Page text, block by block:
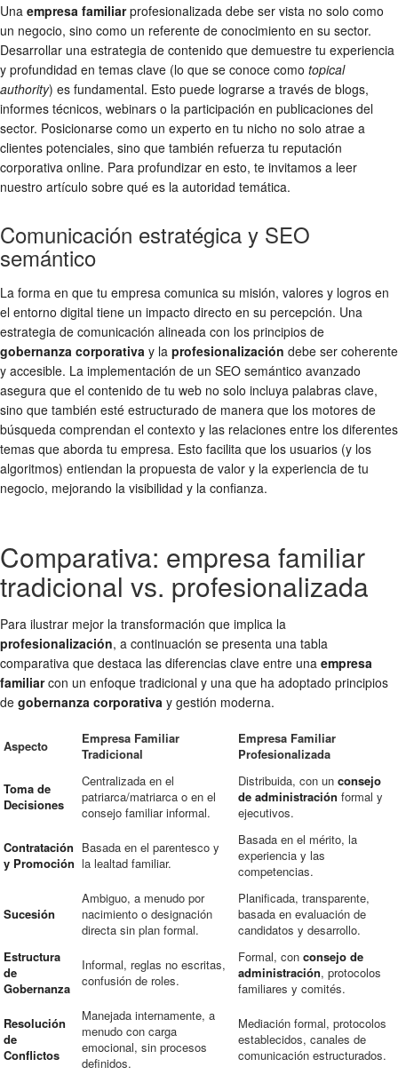
Una empresa familiarprofesionalizada debe ser vista no solo como
un negocio, sino como un referente de conocimiento en su sector.
Desarrollar una estrategia de contenido que demuestre tu experiencia
y profundidad en temas clave (lo que se conoce como topical
authority) es fundamental. Esto puede lograrse a través de blogs,
informes técnicos, webinars o la participación en publicaciones del
sector. Posicionarse como un experto en tu nicho no solo atrae a
clientes potenciales, sino que también refuerza tu reputación
corporativa online. Para profundizar en esto, te invitamos a leer
nuestro artículo sobre qué es la autoridad temática.
Comunicación estratégica y SEO
semántico
La forma en que tu empresa comunica su misión, valores y logros en
el entorno digital tiene un impacto directo en su percepción. Una
estrategia de comunicación alineada con los principios de
gobernanza corporativa y la profesionalización debe ser coherente
y accesible. La implementación de un SEO semántico avanzado
asegura que el contenido de tu web no solo incluya palabras clave,
sino que también esté estructurado de manera que los motores de
búsqueda comprendan el contexto y las relaciones entre los diferentes
temas que aborda tu empresa. Esto facilita que los usuarios (y los
algoritmos) entiendan la propuesta de valor y la experiencia de tu
negocio, mejorando la visibilidad y la confianza.
Comparativa: empresa familiar
tradicional vs. profesionalizada
Para ilustrar mejor la transformación que implica la
profesionalización, a continuación se presenta una tabla
comparativa que destaca las diferencias clave entre una empresa
familiarcon un enfoque tradicional y una que ha adoptado principios
de gobernanza corporativa y gestión moderna.
Aspecto
Empresa Familiar
Tradicional
Empresa Familiar
Profesionalizada
Toma de
Decisiones
Centralizada en el
patriarca/matriarca o en el
consejo familiar informal.
Distribuida, con un consejo
de administración formal y
ejecutivos.
Contratación
y Promoción
Basada en el parentesco y
la lealtad familiar.
Basada en el mérito, la
experiencia y las
competencias.
Sucesión
Ambiguo, a menudo por
nacimiento o designación
directa sin plan formal.
Planificada, transparente,
basada en evaluación de
candidatos y desarrollo.
Estructura
de
Gobernanza
Informal, reglas no escritas,
confusión de roles.
Formal, con consejo de
administración, protocolos
familiares y comités.
Resolución
de
Conflictos
Manejada internamente, a
menudo con carga
emocional, sin procesos
definidos.
Mediación formal, protocolos
establecidos, canales de
comunicación estructurados.